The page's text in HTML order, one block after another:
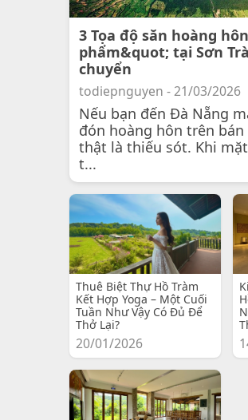
3 Tọa độ săn hoàng
phẩm&quot; tại Sơn
chuyển
todiepnguyen - 21/03/2026
Nếu bạn đến Đà Nẵng
đón hoàng hôn trên bán
thật là thiếu sót. Khi
t...
Thuê Biệt Thự Hồ Tràm
Kết Hợp Yoga – Một Cuối
Tuần Như Vậy Có Đủ Để
Thở Lại?
20/01/2026